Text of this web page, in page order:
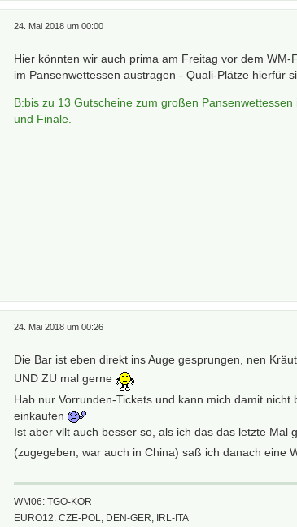
24. Mai 2018 um 00:00
Hier könnten wir auch prima am Freitag vor dem WM-
im Pansenwettessen austragen - Quali-Plätze hierfür
B:bis zu 13 Gutscheine zum großen
und Finale.
24. Mai 2018 um 00:26
Die Bar ist eben direkt ins Auge gesprungen, nen
UND ZU mal gerne
Hab nur Vorrunden-Tickets und kann mich damit nicht
einkaufen
Ist aber vllt auch besser so, als ich das das letzte Mal
(zugegeben, war auch in China) saß ich danach eine
WM06: TGO-KOR
EURO12: CZE-POL, DEN-GER, IRL-ITA